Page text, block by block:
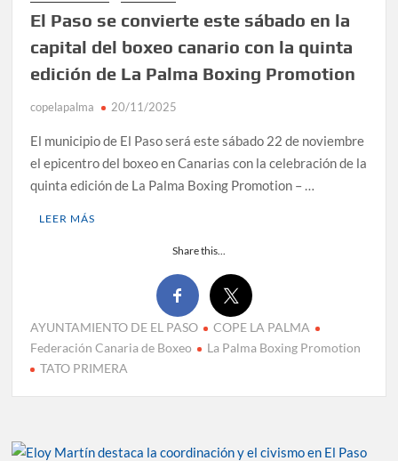
El Paso se convierte este sábado en la
capital del boxeo canario con la quinta
edición de La Palma Boxing Promotion
copelapalma 20/11/2025
El municipio de El Paso será este sábado 22 de noviembre
el epicentro del boxeo en Canarias con la celebración de la
quinta edición de La Palma Boxing Promotion – …
LEER MÁS
Share this...
AYUNTAMIENTO DE EL PASO
COPE LA PALMA
Federación Canaria de Boxeo
La Palma Boxing Promotion
TATO PRIMERA